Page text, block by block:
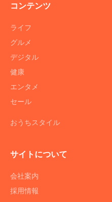
コンテンツ
ライフ
グルメ
デジタル
健康
エンタメ
セール
おうちスタイル
サイトについて
会社案内
採用情報